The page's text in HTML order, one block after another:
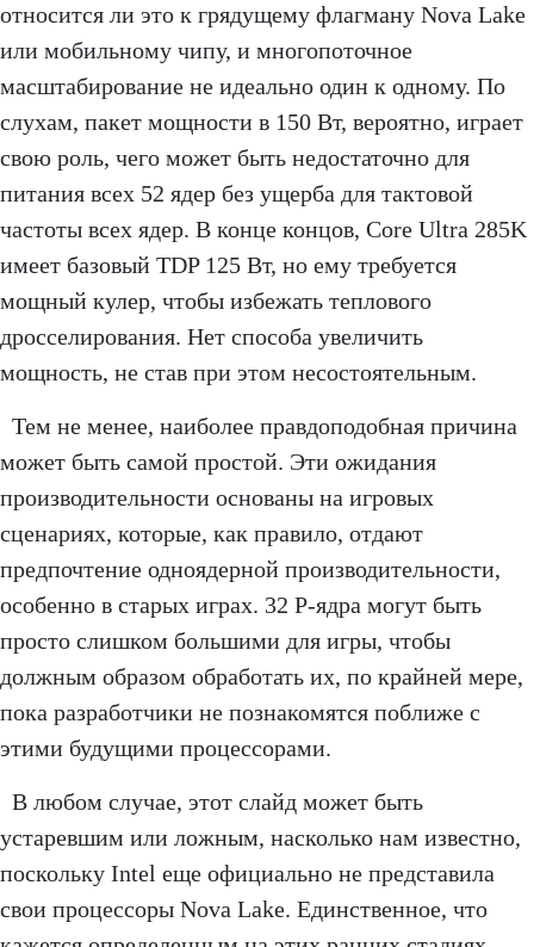
относится ли это к грядущему флагману Nova Lake
или мобильному чипу, и многопоточное
масштабирование не идеально один к одному. По
слухам, пакет мощности в 150 Вт, вероятно, играет
свою роль, чего может быть недостаточно для
питания всех 52 ядер без ущерба для тактовой
частоты всех ядер. В конце концов, Core Ultra 285K
имеет базовый TDP 125 Вт, но ему требуется
мощный кулер, чтобы избежать теплового
дросселирования. Нет способа увеличить
мощность, не став при этом несостоятельным.
Тем не менее, наиболее правдоподобная причина
может быть самой простой. Эти ожидания
производительности основаны на игровых
сценариях, которые, как правило, отдают
предпочтение одноядерной производительности,
особенно в старых играх. 32 P-ядра могут быть
просто слишком большими для игры, чтобы
должным образом обработать их, по крайней мере,
пока разработчики не познакомятся поближе с
этими будущими процессорами.
В любом случае, этот слайд может быть
устаревшим или ложным, насколько нам известно,
поскольку Intel еще официально не представила
свои процессоры Nova Lake. Единственное, что